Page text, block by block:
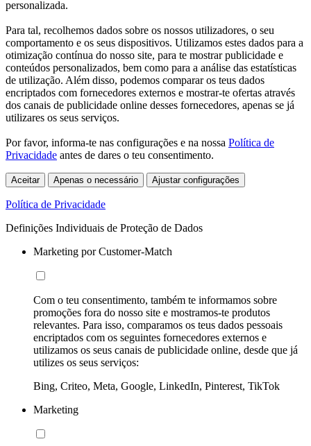
personalizada.
Para tal, recolhemos dados sobre os nossos utilizadores, o seu
comportamento e os seus dispositivos. Utilizamos estes dados para a
otimização contínua do nosso site, para te mostrar publicidade e
conteúdos personalizados, bem como para a análise das estatísticas
de utilização. Além disso, podemos comparar os teus dados
encriptados com fornecedores externos e mostrar-te ofertas através
dos canais de publicidade online desses fornecedores, apenas se já
utilizares os seus serviços.
Por favor, informa-te nas configurações e na nossa Política de
Privacidade antes de dares o teu consentimento.
Aceitar Apenas o necessário Ajustar configurações
Política de Privacidade
Definições Individuais de Proteção de Dados
Marketing por Customer-Match
Com o teu consentimento, também te informamos sobre
promoções fora do nosso site e mostramos-te produtos
relevantes. Para isso, comparamos os teus dados pessoais
encriptados com os seguintes fornecedores externos e
utilizamos os seus canais de publicidade online, desde que já
utilizes os seus serviços:
Bing, Criteo, Meta, Google, LinkedIn, Pinterest, TikTok
Marketing